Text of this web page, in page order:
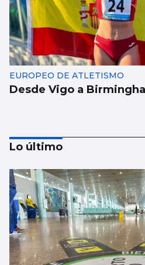
EUROPEO DE ATLETISMO
Desde Vigo a
BALONCESTO
Lo último